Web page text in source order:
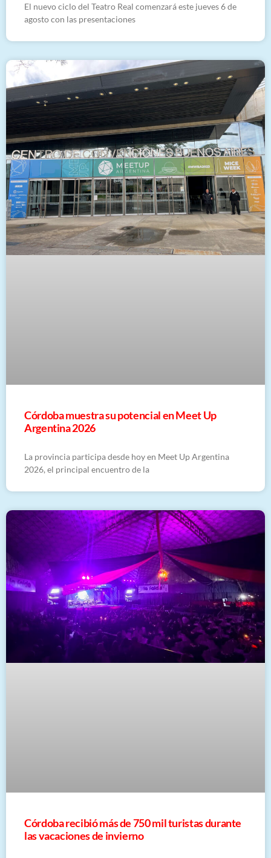
El nuevo ciclo del Teatro Real comenzará este jueves 6 de
agosto con las presentaciones
Córdoba muestra su potencial en Meet Up
Argentina 2026
La provincia participa desde hoy en Meet Up Argentina
2026, el principal encuentro de la
Córdoba recibió más de 750 mil turistas durante
las vacaciones de invierno